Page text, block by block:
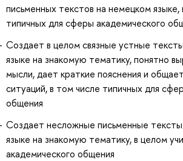
письменных текстов на немецком языке,
типичных для сферы академического
Создает в целом связные устные
языке на знакомую тематику, понятно
мысли, дает краткие пояснения и
ситуаций, в том числе типичных для
общения
Создает несложные письменные
языке на знакомую тематику, в целом
академического общения